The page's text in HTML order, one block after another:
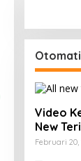
Video
New
Februari 20,